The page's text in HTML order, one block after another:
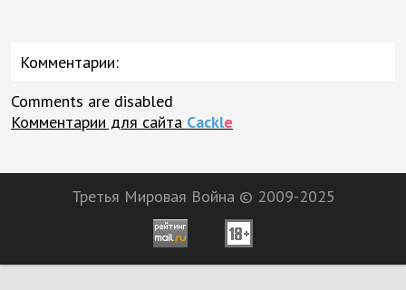
Комментарии:
Comments are disabled
Комментарии для сайта Cackle
Третья Мировая Война © 2009-2025